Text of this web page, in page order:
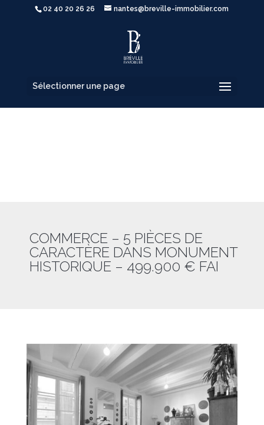
02 40 20 26 26 nantes@breville-immobilier.com
Sélectionner une page
COMMERCE – 5 PIÈCES DE
CARACTÈRE DANS MONUMENT
HISTORIQUE – 499.900 € FAI